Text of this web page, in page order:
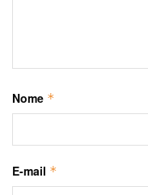
Nome *
E-mail *